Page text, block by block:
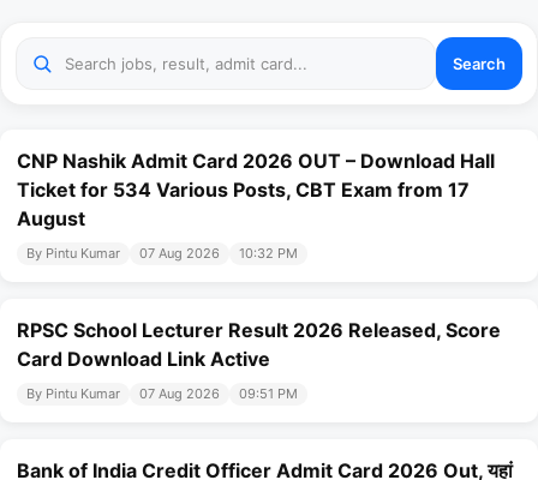
Search
CNP Nashik Admit Card 2026 OUT – Download Hall
Ticket for 534 Various Posts, CBT Exam from 17
August
By Pintu Kumar 07 Aug 2026 10:32 PM
RPSC School Lecturer Result 2026 Released, Score
Card Download Link Active
By Pintu Kumar 07 Aug 2026 09:51 PM
Bank of India Credit Officer Admit Card 2026 Out, यहां